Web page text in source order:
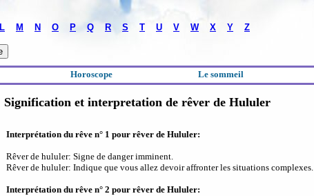
L M N O P Q R S T U V W X Y Z
Horoscope Le sommeil
Signification et interpretation de rêver de Hululer
Interprétation du rêve n° 1 pour rêver de Hululer:
Rêver de hululer: Signe de danger imminent.
Rêver de hululer: Indique que vous allez devoir affronter les situations complexes.
Interprétation du rêve n° 2 pour rêver de Hululer: